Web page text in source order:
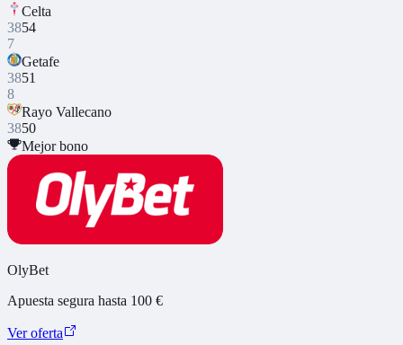
Celta
3854
7
Getafe
3851
8
Rayo Vallecano
3850
Mejor bono
OlyBet
Apuesta segura hasta 100 €
Ver oferta